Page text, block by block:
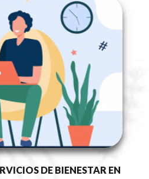
DE BIENESTAR EN